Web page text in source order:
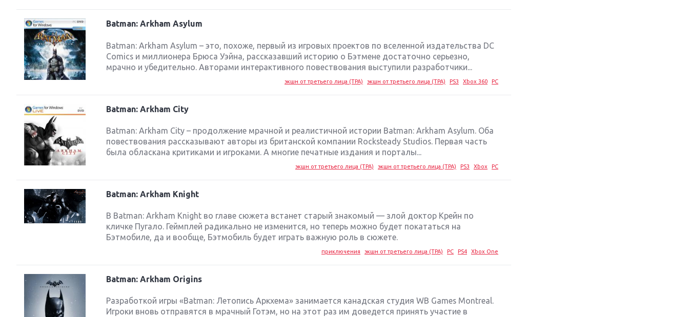
Batman: Arkham Asylum
Batman: Arkham Asylum – это, похоже, первый из игровых проектов по вселенной издательства DC
Comics и миллионера Брюса Уэйна, рассказавший историю о Бэтмене достаточно серьезно,
мрачно и убедительно. Авторами интерактивного повествования выступили разработчики...
экшн от третьего лица (TPA) экшн от третьего лица (TPA) PS3 Xbox 360 PC
Batman: Arkham City
Batman: Arkham City – продолжение мрачной и реалистичной истории Batman: Arkham Asylum. Оба
повествования рассказывают авторы из британской компании Rocksteady Studios. Первая часть
была обласкана критиками и игроками. А многие печатные издания и порталы...
экшн от третьего лица (TPA) экшн от третьего лица (TPA) PS3 Xbox PC
Batman: Arkham Knight
В Batman: Arkham Knight во главе сюжета встанет старый знакомый — злой доктор Крейн по
кличке Пугало. Геймплей радикально не изменится, но теперь можно будет покататься на
Бэтмобиле, да и вообще, Бэтмобиль будет играть важную роль в сюжете.
приключения экшн от третьего лица (TPA) PC PS4 Xbox One
Batman: Arkham Origins
Разработкой игры «Batman: Летопись Аркхема» занимается канадская студия WB Games Montreal.
Игроки вновь отправятся в мрачный Готэм, но на этот раз им доведется принять участие в